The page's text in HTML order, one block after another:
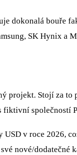
dokonalá bouře
SK Hynix a
projekt. Stojí za
fiktivní společností
v roce 2026,
nové/